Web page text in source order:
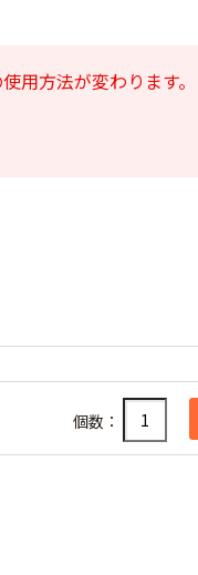
用方法が変わります。
個数：